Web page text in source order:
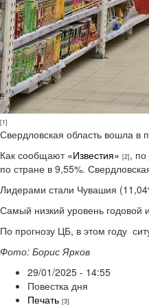
[1]
Свердловская область вошла в
Как сообщают «Известия» [2],
по стране в 9,55%.
Лидерами стали Чувашия
Самый низкий уровень
По прогнозу ЦБ, в этом году
Фото: Борис Ярков
29/01/2025 - 14:55
Повестка дня
Печать [3]